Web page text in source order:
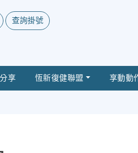
查詢掛號
享 恆新復健聯盟 享動動